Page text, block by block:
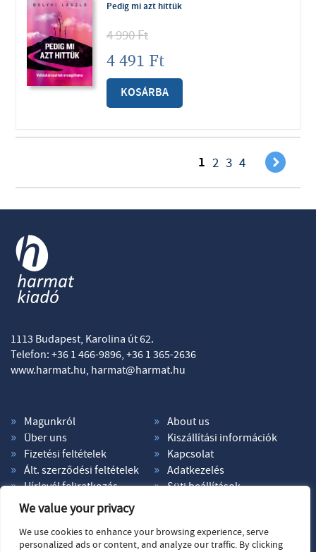
We value your privacy
We use cookies to enhance your browsing experience, serve
personalized ads or content, and analyze our traffic. By clicking
Pedig mi azt hittük
4 990Ft
4 491 Ft
KOSÁRBA
1 2 3 4 )
1113 Budapest, Karolina út 62.
Telefon: +36 1 466-9896, +36 1 365-2636
www.harmat.hu, harmat@harmat.hu
Magunkról
About us
Über uns
Kiszállítási információk
Fizetési feltételek
Kapcsolat
Ált. szerződési feltételek
Adatkezelés
Hírlevél feliratkozás
Süti beállítások